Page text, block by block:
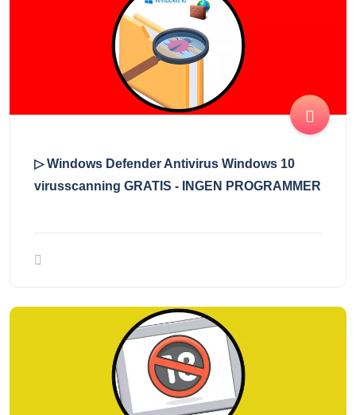
▷ Windows Defender Antivirus Windows 10
virusscanning GRATIS - INGEN PROGRAMMER